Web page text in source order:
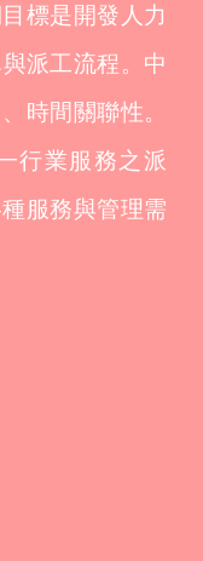
標是開發人力
派工流程。中
時間關聯性。
行業服務之派
服務與管理需